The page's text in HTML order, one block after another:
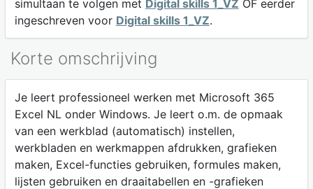
simultaan te volgen met Digital skills 1_VZ OF eerder
ingeschreven voor Digital skills 1_VZ.
Korte omschrijving
Je leert professioneel werken met Microsoft 365
Excel NL onder Windows. Je leert o.m. de opmaak
van een werkblad (automatisch) instellen,
werkbladen en werkmappen afdrukken, grafieken
maken, Excel-functies gebruiken, formules maken,
lijsten gebruiken en draaitabellen en -grafieken